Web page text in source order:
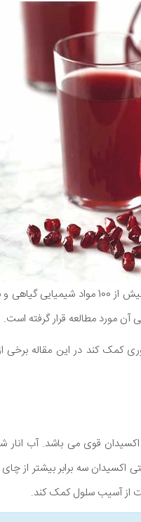
عصاره سبز تنها گزینه های سالم نیستند از آب انار استفاده
آن مورد مطالعه قرار گرفته است.
کمک کند در این مقاله برخی
قوی می باشد. آب انار
اکسیدان سه برابر بیشتر از
از آسیب سلول کمک کند.